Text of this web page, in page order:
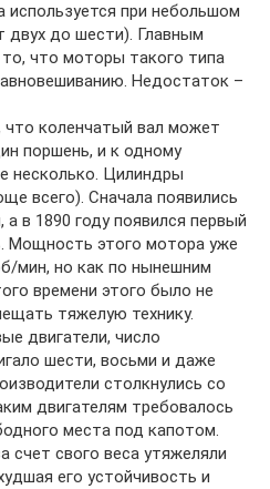
используется при небольшом
двух до шести). Главным
что моторы такого типа
Недостаток –
коленчатый вал может
поршень, и к одному
несколько. Цилиндры
всего). Сначала появились
в 1890 году появился первый
Мощность этого мотора уже
мин, но как по нынешним
времени этого было не
тяжелую технику.
двигатели, число
шести, восьми и даже
столкнулись со
двигателям требовалось
места под капотом.
счет свого веса утяжеляли
его устойчивость и